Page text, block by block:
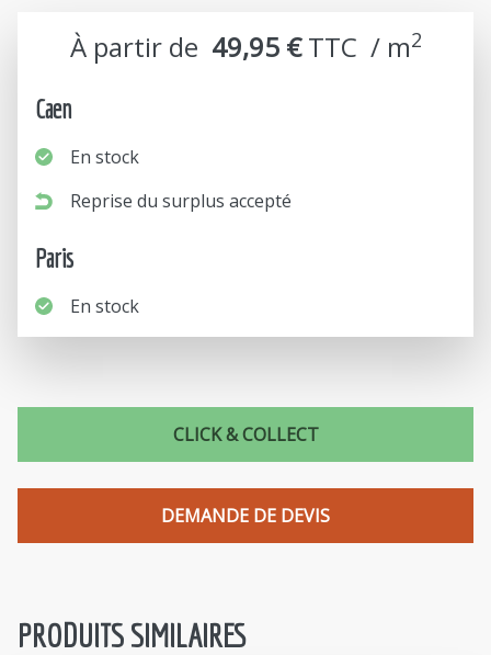
À partir de 49,95 €TTC  / m2
Caen
En stock
Reprise du surplus accepté
Paris
En stock
CLICK & COLLECT
DEMANDE DE DEVIS
PRODUITS SIMILAIRES